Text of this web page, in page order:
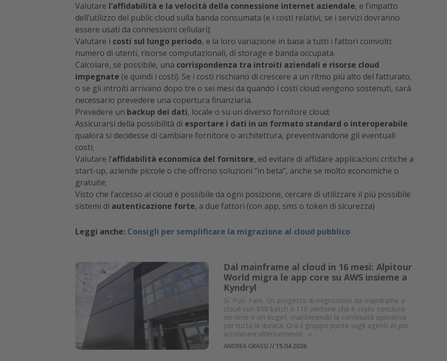
Valutare l’affidabilità e la velocità della connessione internet aziendale, e l’impatto
dell’utilizzo del public cloud sulla banda consumata (e i costi relativi, se i servizi dovranno
essere usati da connessioni cellulari);
Valutare i costi sul lungo periodo, e la loro variazione in base a tutti i fattori coinvolti:
numero di utenti, risorse computazionali, di storage e banda occupata.
Calcolare, se possibile, una corrispondenza tra introiti aziendali e risorse cloud
impegnate (e quindi i costi). Se i costi rischiano di crescere a un ritmo più alto del fatturato,
o se gli introiti arrivano dopo tre o sei mesi da quando i costi cloud vengono sostenuti, sarà
necessario prevedere una copertura finanziaria.
Prevedere un backup dei dati, locale o su un diverso fornitore cloud;
Assicurarsi della possibilità di esportare i dati in un formato standard o interoperabile
qualora si decidesse di cambiare fornitore o architettura, preventivandone gli eventuali
costi;
Valutare l’affidabilità economica del fornitore, ed evitare di affidare applicazioni critiche a
start-up, aziende piccole o che offrono soluzioni “in beta”, anche se molto economiche o
gratuite;
Visto che l’accesso al cloud è possibile da ogni posizione, cercare di utilizzare il più possibile
sistemi di autenticazione forte, a due fattori (con app, sms o token di sicurezza)
Leggi anche: Consigli per semplificare la migrazione al cloud pubblico
Dal mainframe al cloud in 16 mesi: Alpitour
World migra le app core su AWS insieme a
Kyndryl
Si. Può. Fare. Un progetto di migrazione da mainframe a
cloud con 850 batch e 110 persone che è stato concluso
on-time e on-buget, mantenendo la continuità operativa
per tutta la durata. Ora il gruppo punta sugli agenti AI per
accelerare ulteriormente. »
ANDREA GRASSI // 15.04.2026